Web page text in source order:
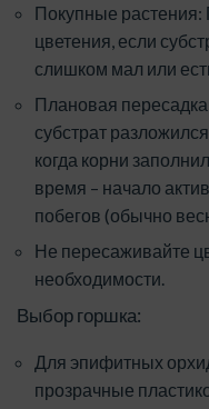
Покупные
цветения, если
слишком мал или
Плановая
субстрат
когда корни
время – начало
побегов (обычно
Не пересаживайте
необходимости.
Выбор горшка:
Для эпифитных
прозрачные